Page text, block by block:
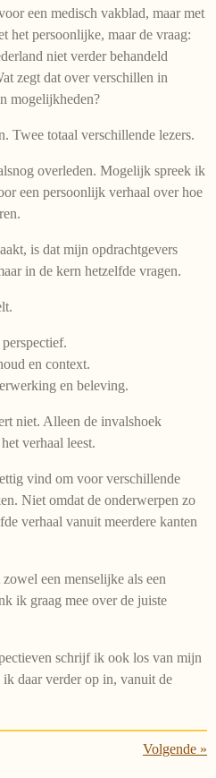
een medisch vakblad, maar met
het persoonlijke, maar de vraag:
niet verder behandeld
zegt dat over verschillen in
mogelijkheden?
Twee totaal verschillende lezers.
overleden. Mogelijk spreek ik
een persoonlijk verhaal over hoe
is dat mijn opdrachtgevers
in de kern hetzelfde vragen.
en context.
en beleving.
niet. Alleen de invalshoek
verhaal leest.
vind om voor verschillende
Niet omdat de onderwerpen zo
verhaal vanuit meerdere kanten
een menselijke als een
ik graag mee over de juiste
schrijf ik ook los van mijn
daar verder op in, vanuit de
Volgende »